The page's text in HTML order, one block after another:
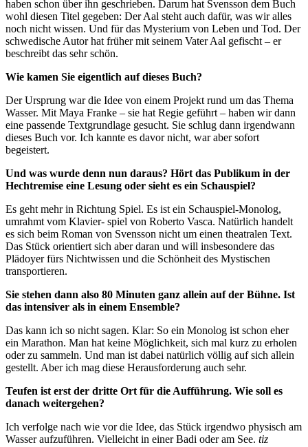
haben schon über ihn geschrieben. Darum hat Svensson dem Buch
wohl diesen Titel gegeben: Der Aal steht auch dafür, was wir alles
noch nicht wissen. Und für das Mysterium von Leben und Tod. Der
schwedische Autor hat früher mit seinem Vater Aal gefischt – er
beschreibt das sehr schön.
Wie kamen Sie eigentlich auf dieses Buch?
Der Ursprung war die Idee von einem Projekt rund um das Thema
Wasser. Mit Maya Franke – sie hat Regie geführt – haben wir dann
eine passende Textgrundlage gesucht. Sie schlug dann irgendwann
dieses Buch vor. Ich kannte es davor nicht, war aber sofort
begeistert.
Und was wurde denn nun daraus? Hört das Publikum in der
Hechtremise eine Lesung oder sieht es ein Schauspiel?
Es geht mehr in Richtung Spiel. Es ist ein Schauspiel-Monolog,
umrahmt vom Klavier- spiel von Roberto Vasca. Natürlich handelt
es sich beim Roman von Svensson nicht um einen theatralen Text.
Das Stück orientiert sich aber daran und will insbesondere das
Plädoyer fürs Nichtwissen und die Schönheit des Mystischen
transportieren.
Sie stehen dann also 80 Minuten ganz allein auf der Bühne. Ist
das intensiver als in einem Ensemble?
Das kann ich so nicht sagen. Klar: So ein Monolog ist schon eher
ein Marathon. Man hat keine Möglichkeit, sich mal kurz zu erholen
oder zu sammeln. Und man ist dabei natürlich völlig auf sich allein
gestellt. Aber ich mag diese Herausforderung auch sehr.
Teufen ist erst der dritte Ort für die Aufführung. Wie soll es
danach weitergehen?
Ich verfolge nach wie vor die Idee, das Stück irgendwo physisch am
Wasser aufzuführen. Vielleicht in einer Badi oder am See. tiz